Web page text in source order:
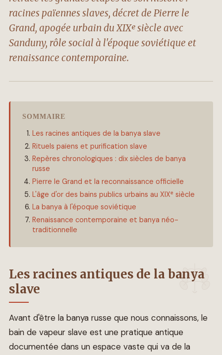
racines païennes slaves, décret de Pierre le
Grand, apogée urbain du XIXᵉ siècle avec
Sanduny, rôle social à l'époque soviétique et
renaissance contemporaine.
SOMMAIRE
Les racines antiques de la banya slave
Rituels païens et purification slave
Repères chronologiques : dix siècles de banya
russe
Pierre le Grand et la reconnaissance officielle
L'âge d'or des bains publics urbains au XIXᵉ siècle
La banya à l'époque soviétique
Renaissance contemporaine et banya néo-
traditionnelle
Les racines antiques de la banya
slave
Avant d'être la banya russe que nous connaissons, le
bain de vapeur slave est une pratique antique
documentée dans un espace vaste qui va de la